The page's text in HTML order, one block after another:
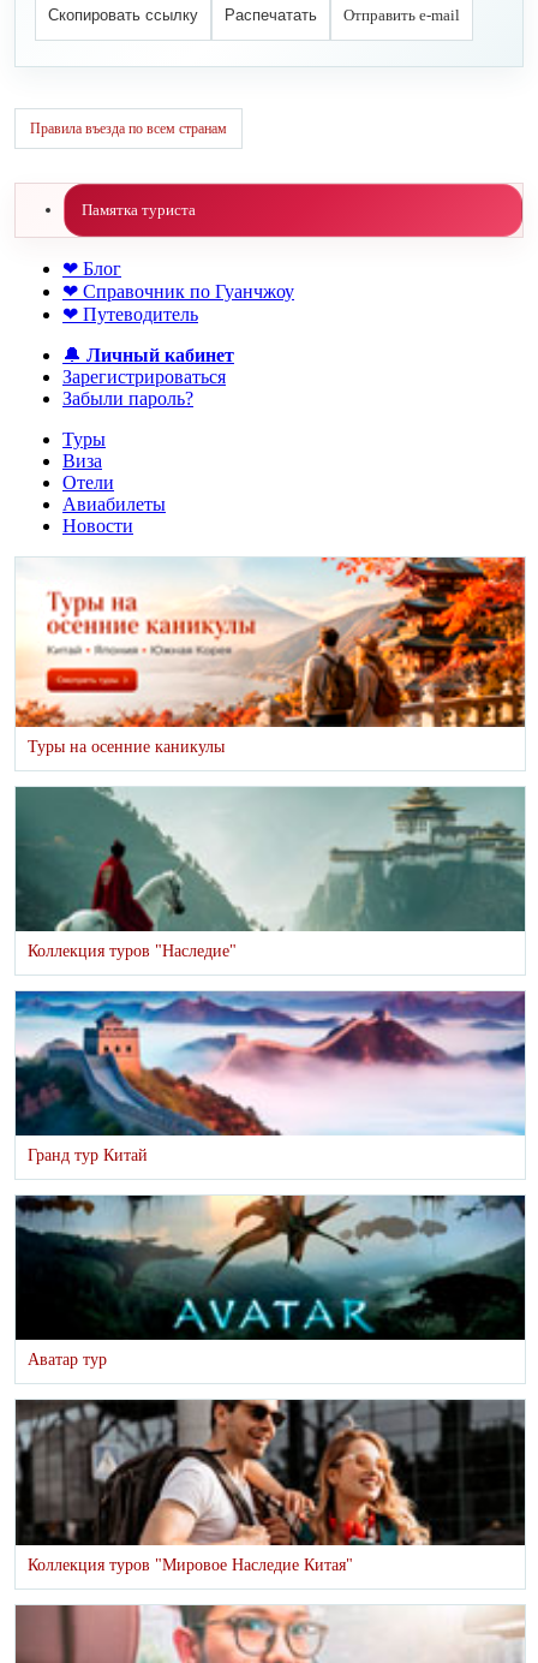
Скопировать ссылку Распечатать Отправить e-mail
Правила въезда по всем странам
Памятка туриста
❤ Блог
❤ Справочник по Гуанчжоу
❤ Путеводитель
🔔 Личный кабинет
Зарегистрироваться
Забыли пароль?
Туры
Виза
Отели
Авиабилеты
Новости
Туры на осенние каникулы
Коллекция туров "Наследие"
Гранд тур Китай
Аватар тур
Коллекция туров "Мировое Наследие Китая"